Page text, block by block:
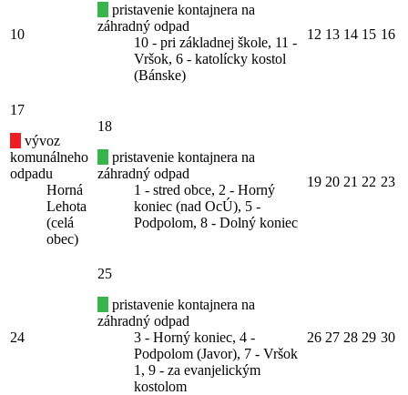
10
pristavenie kontajnera na
záhradný odpad
10 - pri základnej škole, 11 -
Vršok, 6 - katolícky kostol
(Bánske)
12 13 14 15 16
17
vývoz
komunálneho
odpadu
Horná
Lehota
(celá
obec)
18
pristavenie kontajnera na
záhradný odpad
1 - stred obce, 2 - Horný
koniec (nad OcÚ), 5 -
Podpolom, 8 - Dolný koniec
19 20 21 22 23
24
25
pristavenie kontajnera na
záhradný odpad
3 - Horný koniec, 4 -
Podpolom (Javor), 7 - Vršok
1, 9 - za evanjelickým
kostolom
26 27 28 29 30